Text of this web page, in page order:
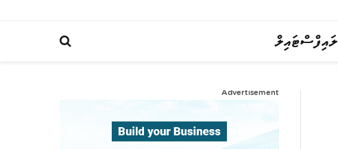
ލައިފްސްޓައިލް
Advertisement